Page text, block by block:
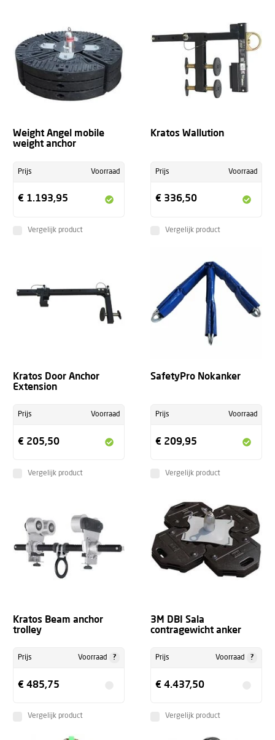
Weight Angel mobile
weight anchor
Prijs Voorraad
€ 1.193,95
Vergelijk product
Kratos Wallution
Prijs Voorraad
€ 336,50
Vergelijk product
Kratos Door Anchor
Extension
Prijs Voorraad
€ 205,50
Vergelijk product
SafetyPro Nokanker
Prijs Voorraad
€ 209,95
Vergelijk product
Kratos Beam anchor
trolley
Prijs Voorraad ?
€ 485,75
Vergelijk product
3M DBI Sala
contragewicht anker
Prijs Voorraad ?
€ 4.437,50
Vergelijk product